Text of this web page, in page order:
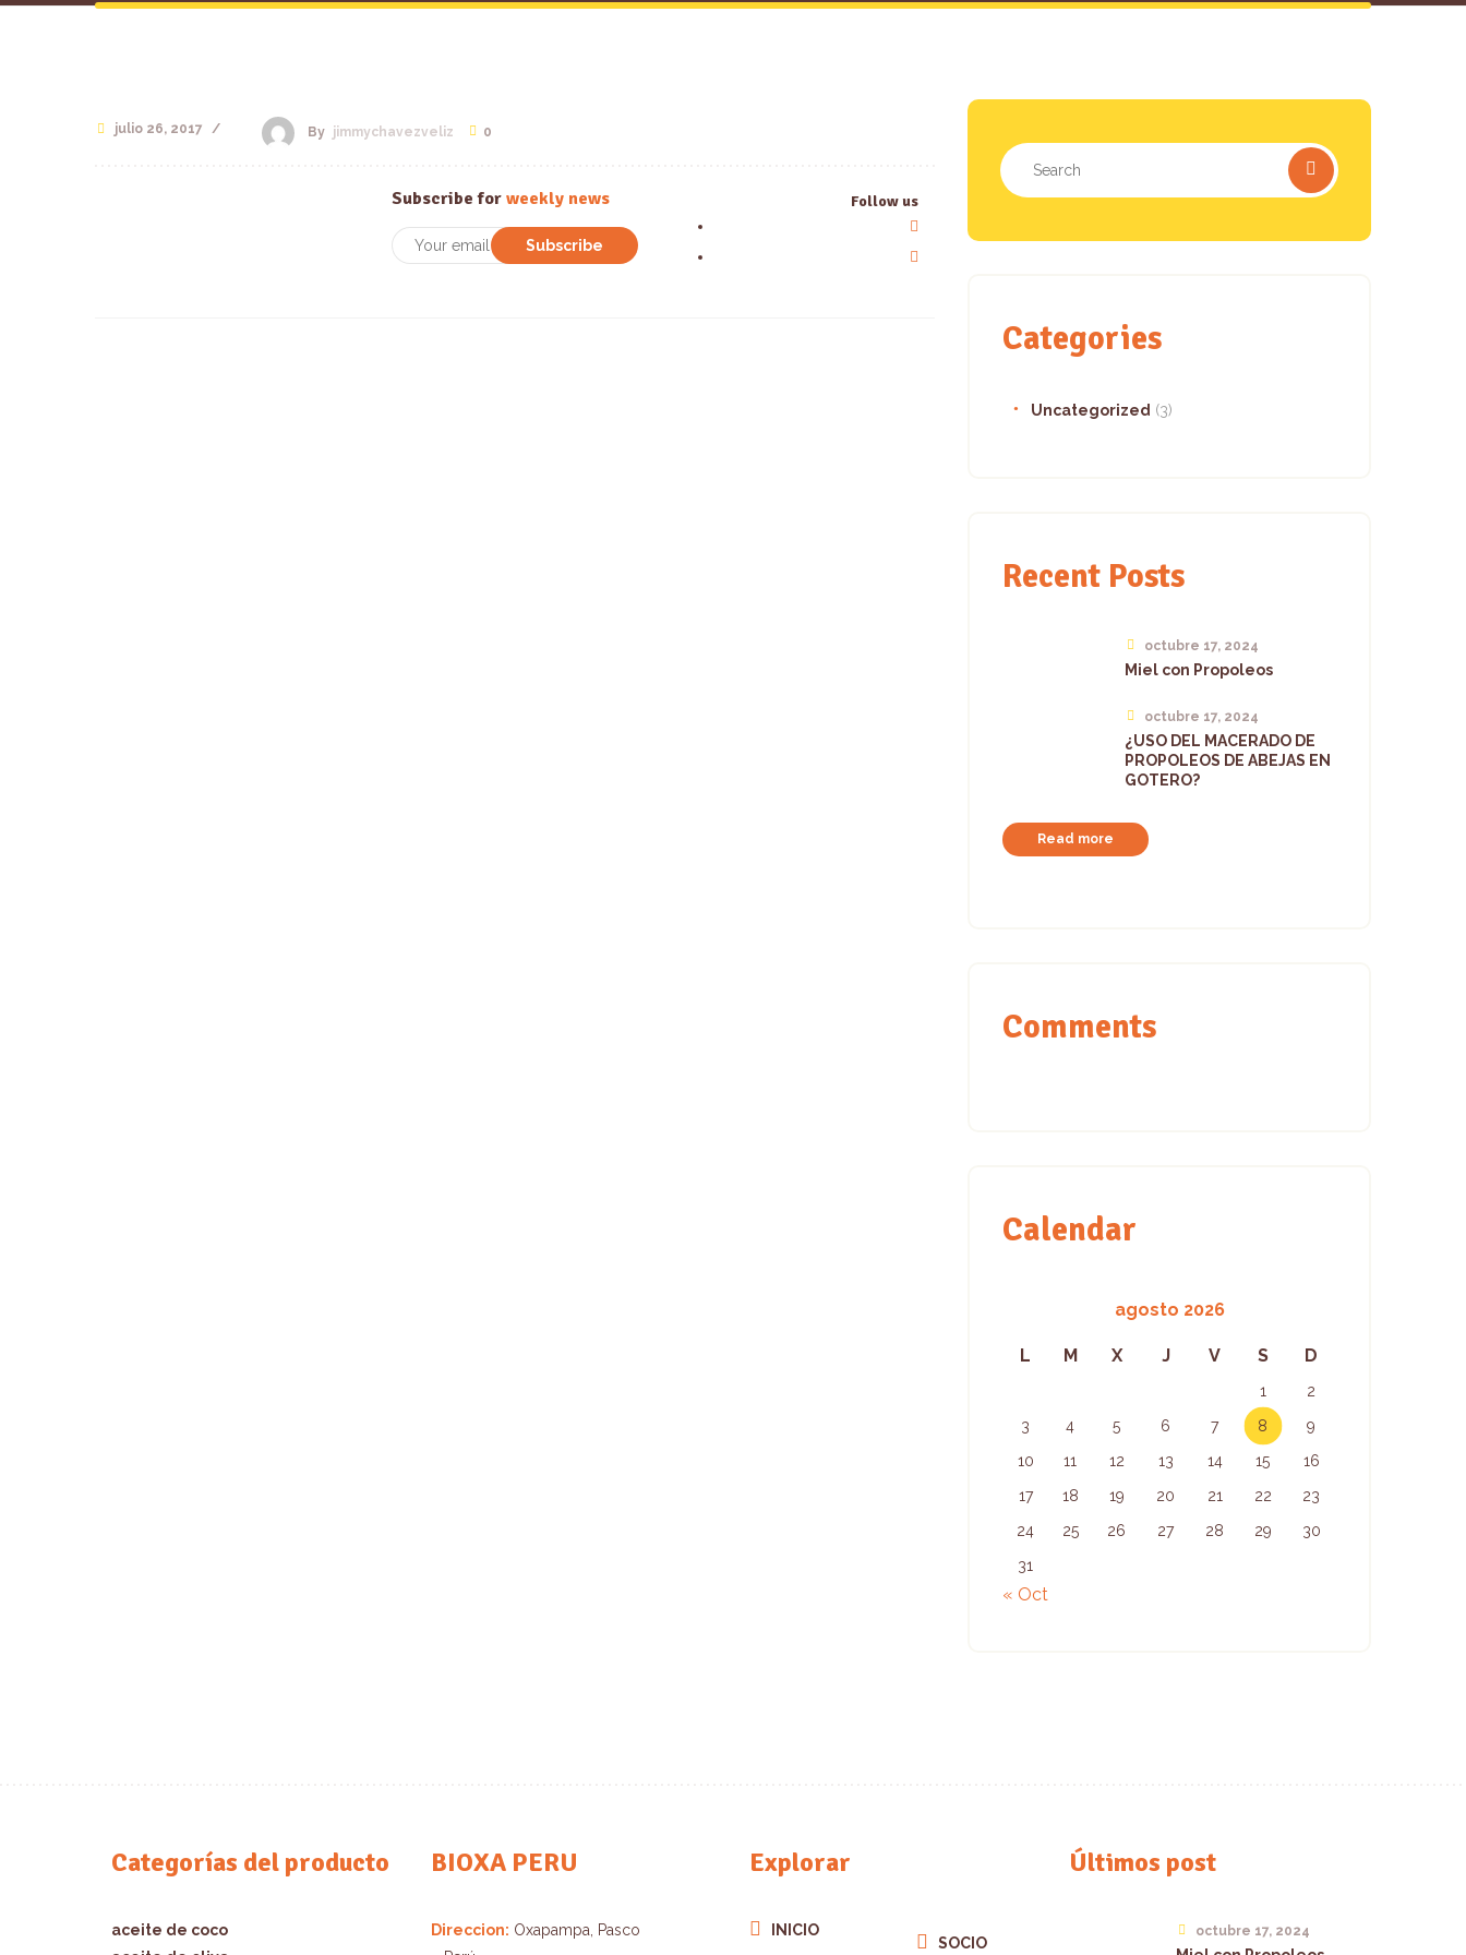
julio 26, 2017 / By jimmychavezveliz 0
Subscribe for weekly news
Subscribe
Follow us
Categories
Uncategorized (3)
Recent Posts
octubre 17, 2024
Miel con Propoleos
octubre 17, 2024
¿USO DEL MACERADO DE
PROPOLEOS DE ABEJAS EN
GOTERO?
Read more
Comments
Calendar
agosto 2026
L M X J V S D
1
2
3
4 5 6 7 8
9
10
11 12 13 14 15
16
17
18 19 20 21 22
23
24
25 26 27 28 29
30
31
« Oct
Categorías del producto
aceite de coco
BIOXA PERU
Direccion: Oxapampa, Pasco
Explorar
INICIO
SOCIO
Últimos post
octubre 17, 2024